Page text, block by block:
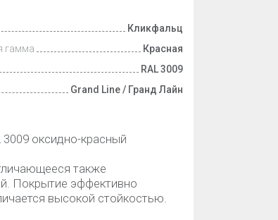
Кликфальц
гамма
Красная
RAL 3009
Grand Line / Гранд Лайн
3009 оксидно-красный
также
Покрытие эффективно
высокой стойкостью.